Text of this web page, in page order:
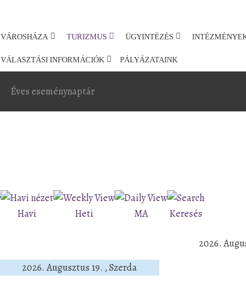
VÁROSHÁZA TURIZMUS ÜGYINTÉZÉS
VÁLASZTÁSI INFORMÁCIÓK PÁLYÁZATAINK
Éves eseménynaptár
Havi Heti MA Keresés
2026.
2026. Augusztus 19. , Szerda